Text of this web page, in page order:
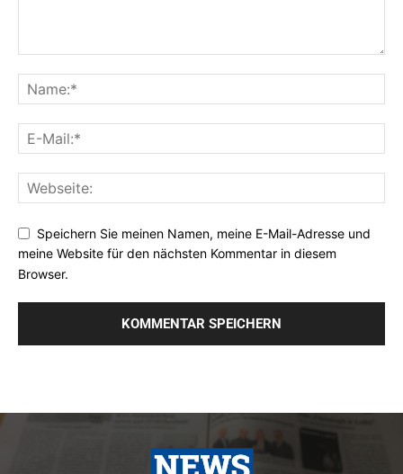
Speichern Sie meinen Namen, meine E-Mail-Adresse und
meine Website für den nächsten Kommentar in diesem
Browser.